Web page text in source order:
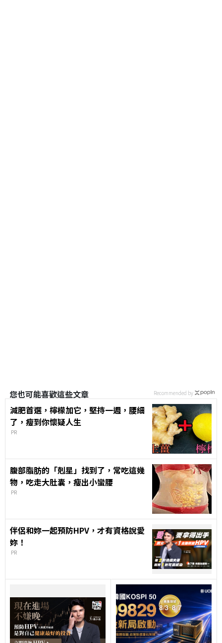
您也可能喜歡這些文章
減肥首選，檸檬加它，堅持一週，腰細
了，瘦到你懷疑人生
PR
腹部脂肪的「剋星」找到了，常吃這幾
物，吃走大肚囊，瘦出小蠻腰
PR
伴侶和妳一起預防HPV，才有資格說愛
妳！
PR
Recommended by